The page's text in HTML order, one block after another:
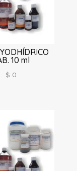
10 ml
$ 0